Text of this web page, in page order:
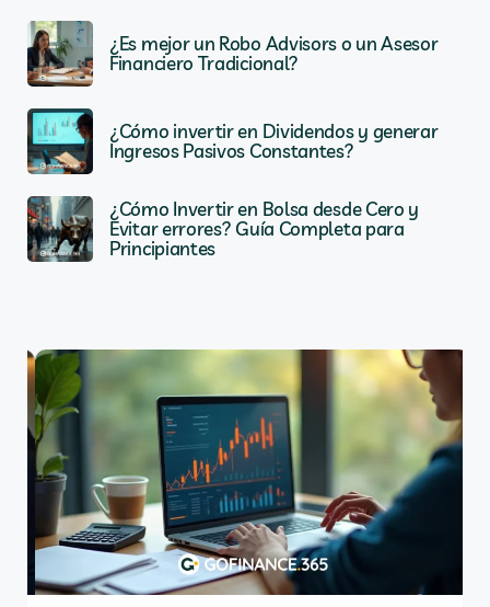
¿Es mejor un Robo Advisors o un Asesor
Financiero Tradicional?
¿Cómo invertir en Dividendos y generar
Ingresos Pasivos Constantes?
¿Cómo Invertir en Bolsa desde Cero y
Evitar errores? Guía Completa para
Principiantes